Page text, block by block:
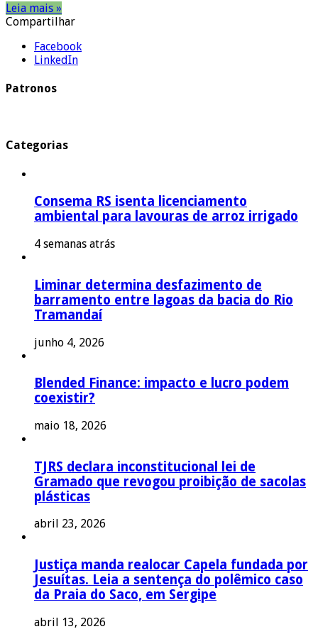
Leia mais »
Compartilhar
Facebook
LinkedIn
Patronos
Categorias
Consema RS isenta licenciamento
ambiental para lavouras de arroz irrigado
4 semanas atrás
Liminar determina desfazimento de
barramento entre lagoas da bacia do Rio
Tramandaí
junho 4, 2026
Blended Finance: impacto e lucro podem
coexistir?
maio 18, 2026
TJRS declara inconstitucional lei de
Gramado que revogou proibição de sacolas
plásticas
abril 23, 2026
Justiça manda realocar Capela fundada por
Jesuítas. Leia a sentença do polêmico caso
da Praia do Saco, em Sergipe
abril 13, 2026